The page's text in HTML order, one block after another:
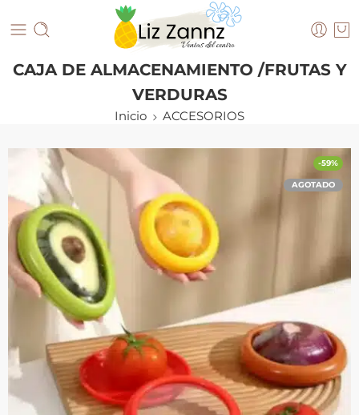
CAJA DE ALMACENAMIENTO /FRUTAS Y
VERDURAS
Inicio ACCESORIOS
-59%
AGOTADO